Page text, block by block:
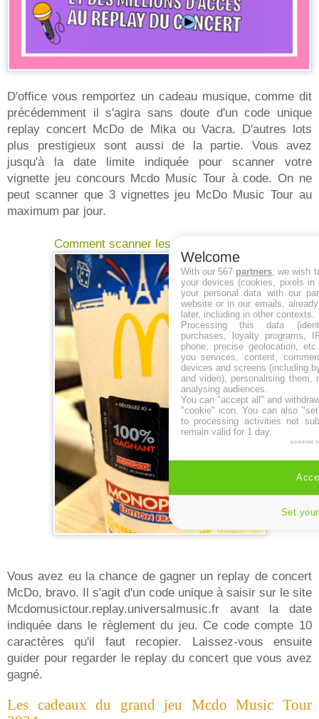
D'office vous remportez un cadeau musique, comme dit
précédemment il s'agira sans doute d'un code unique
replay concert McDo de Mika ou Vacra. D'autres lots
plus prestigieux sont aussi de la partie. Vous avez
jusqu'à la date limite indiquée pour scanner votre
vignette jeu concours Mcdo Music Tour à code. On ne
peut scanner que 3 vignettes jeu McDo Music Tour au
maximum par jour.
Comment scanner les vignettes mcdo ?
Vous avez eu la chance de gagner un replay de concert
McDo, bravo. Il s'agit d'un code unique à saisir sur le site
Mcdomusictour.replay.universalmusic.fr avant la date
indiquée dans le règlement du jeu. Ce code compte 10
caractères qu'il faut recopier. Laissez-vous ensuite
guider pour regarder le replay du concert que vous avez
gagné.
Les cadeaux du grand jeu Mcdo Music Tour
Welcome
With our 567 partners , we wish
your devices (cookies, pixels
your personal data with our
website or in our emails,
later, including in other contexts.
Processing this data
purchases, loyalty programs,
phone, precise geolocation,
you services, content,
devices and screens (including
and video), personalising them,
analysing audiences.
You can "accept all" and
"cookie" icon. You can also
to processing activities not
remain valid for 1 day.
powered
Set